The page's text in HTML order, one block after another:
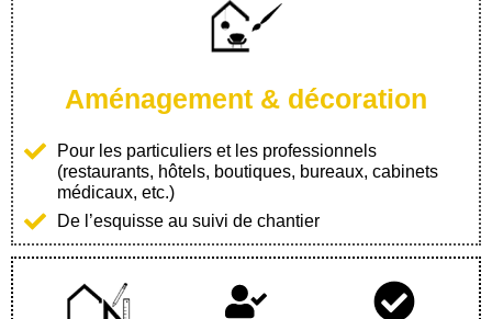
Aménagement & décoration
Pour les particuliers et les professionnels
(restaurants, hôtels, boutiques, bureaux, cabinets
médicaux, etc.)
De l’esquisse au suivi de chantier